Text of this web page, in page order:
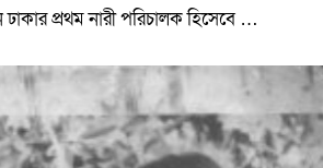
প্রথম নারী পরিচালক হিসেবে …